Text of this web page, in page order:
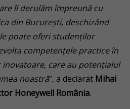
îl derulăm împreună cu
din București, deschizând
poate oferi studenților
competențele practice în
care au potențialul
noastră”, a declarat Mihai
Honeywell România.